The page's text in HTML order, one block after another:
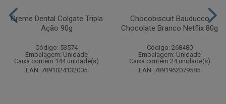
Creme Dental Colgate Tripla
Ação 90g
Código: 53574
Embalagem: Unidade
Caixa contém 144 unidade(s)
EAN: 7891024132005
Chocobiscuit Bauducco
Chocolate Branco Netflix 80g
Código: 268480
Embalagem: Unidade
Caixa contém 24 unidade(s)
EAN: 7891962079585